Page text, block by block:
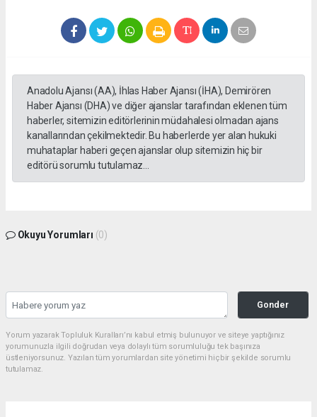
Anadolu Ajansı (AA), İhlas Haber Ajansı (İHA), Demirören
Haber Ajansı (DHA) ve diğer ajanslar tarafından eklenen tüm
haberler, sitemizin editörlerinin müdahalesi olmadan ajans
kanallarından çekilmektedir. Bu haberlerde yer alan hukuki
muhataplar haberi geçen ajanslar olup sitemizin hiç bir
editörü sorumlu tutulamaz...
Okuyu Yorumları (0)
Gonder
Yorum yazarak Topluluk Kuralları’nı kabul etmiş bulunuyor ve siteye yaptığınız
yorumunuzla ilgili doğrudan veya dolaylı tüm sorumluluğu tek başınıza
üstleniyorsunuz. Yazılan tüm yorumlardan site yönetimi hiçbir şekilde sorumlu
tutulamaz.